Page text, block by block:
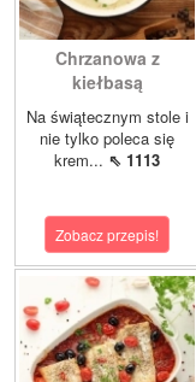
Chrzanowa z
kiełbasą
Na świątecznym stole i
nie tylko poleca się
krem... ⇖ 1113
Zobacz przepis!